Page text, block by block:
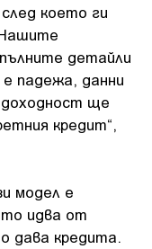
което ги
детайли
е падежа, данни
доходност ще
кредит“,
модел е
идва от
дава кредита.